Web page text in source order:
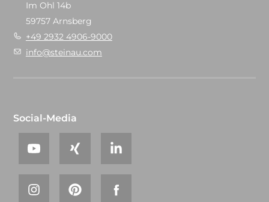
Im Ohl 14b
59757 Arnsberg
+49 2932 4906-9000
info@steinau.com
Social-Media